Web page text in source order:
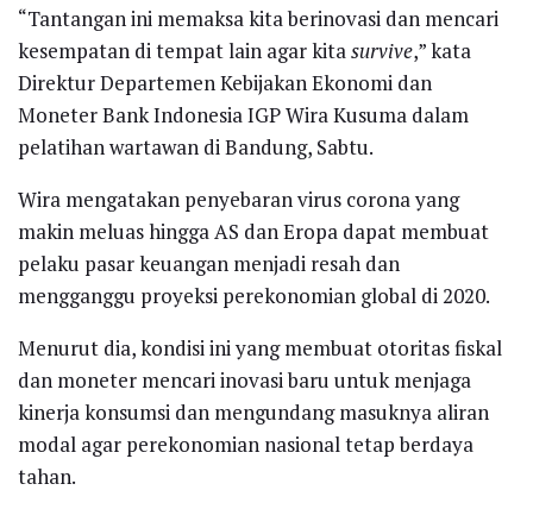
“Tantangan ini memaksa kita berinovasi dan mencari
kesempatan di tempat lain agar kitasurvive,” kata
Direktur Departemen Kebijakan Ekonomi dan
Moneter Bank Indonesia IGP Wira Kusuma dalam
pelatihan wartawan di Bandung, Sabtu.
Wira mengatakan penyebaran virus corona yang
makin meluas hingga AS dan Eropa dapat membuat
pelaku pasar keuangan menjadi resah dan
mengganggu proyeksi perekonomian global di 2020.
Menurut dia, kondisi ini yang membuat otoritas fiskal
dan moneter mencari inovasi baru untuk menjaga
kinerja konsumsi dan mengundang masuknya aliran
modal agar perekonomian nasional tetap berdaya
tahan.